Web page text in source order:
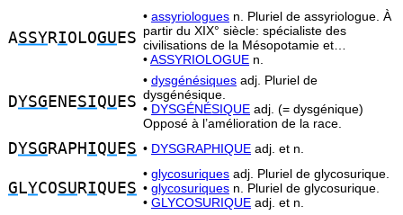
ASSYRIOLOGU ES
• assyriologues n. Pluriel de assyriologue. À
partir du XIX° siècle: spécialiste des
civilisations de la Mésopotamie et…
•ASSYRIOLOGUE n.
DYSG ENESIQU ES
• dysgénésiques adj. Pluriel de
dysgénésique.
• DYSGÉNÉSIQUE adj. (= dysgénique)
Opposé à l’amélioration de la race.
DYSG RAPH IQU ES • DYSGRAPHIQUE adj. et n.
G LYCOSU RIQUES
• glycosuriques adj. Pluriel de glycosurique.
• glycosuriques n. Pluriel de glycosurique.
• GLYCOSURIQUE adj. et n.